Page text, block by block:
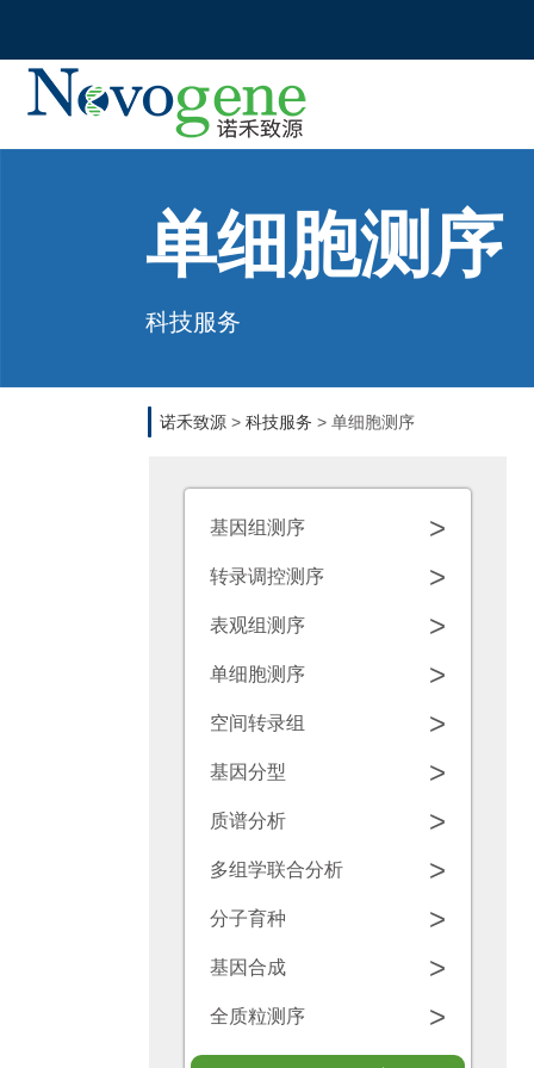
页
市
单细胞测序
科技服务
诺禾致源 > 科技服务 > 单细胞测序
基因组测序 >
转录调控测序 >
表观组测序 >
单细胞测序 >
空间转录组 >
基因分型 >
质谱分析 >
多组学联合分析 >
分子育种 >
基因合成 >
全质粒测序 >